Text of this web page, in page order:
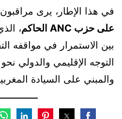
في هذا الإطار، يرى
على حزب ANC الحاكم
،
بين الاستمرار في مواقفه
التوجه الإقليمي والدولي
والمبني على السيادة